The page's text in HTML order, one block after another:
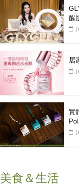
醒
居
實
美食＆生活